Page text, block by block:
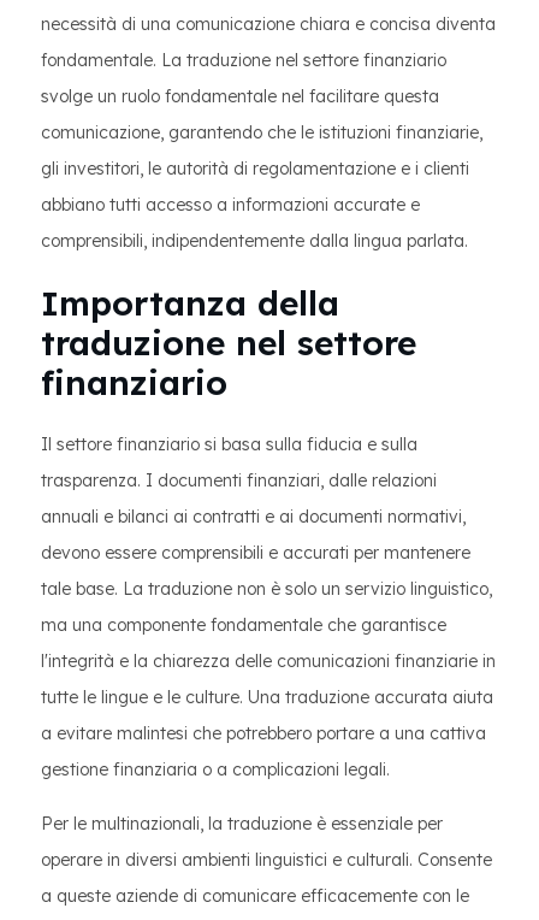
necessità di una comunicazione chiara e concisa diventa
fondamentale. La traduzione nel settore finanziario
svolge un ruolo fondamentale nel facilitare questa
comunicazione, garantendo che le istituzioni finanziarie,
gli investitori, le autorità di regolamentazione e i clienti
abbiano tutti accesso a informazioni accurate e
comprensibili, indipendentemente dalla lingua parlata.
Importanza della
traduzione nel settore
finanziario
Il settore finanziario si basa sulla fiducia e sulla
trasparenza. I documenti finanziari, dalle relazioni
annuali e bilanci ai contratti e ai documenti normativi,
devono essere comprensibili e accurati per mantenere
tale base. La traduzione non è solo un servizio linguistico,
ma una componente fondamentale che garantisce
l'integrità e la chiarezza delle comunicazioni finanziarie in
tutte le lingue e le culture. Una traduzione accurata aiuta
a evitare malintesi che potrebbero portare a una cattiva
gestione finanziaria o a complicazioni legali.
Per le multinazionali, la traduzione è essenziale per
operare in diversi ambienti linguistici e culturali. Consente
a queste aziende di comunicare efficacemente con le